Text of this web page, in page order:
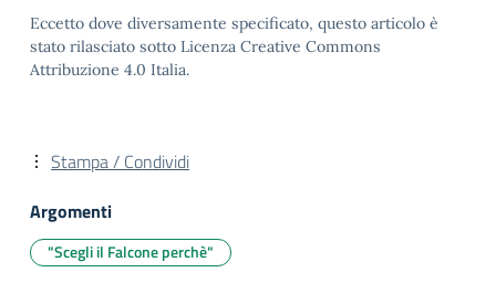
Eccetto dove diversamente specificato, questo articolo è
stato rilasciato sotto Licenza Creative Commons
Attribuzione 4.0 Italia.
Stampa / Condividi
Argomenti
"Scegli il Falcone perchè"